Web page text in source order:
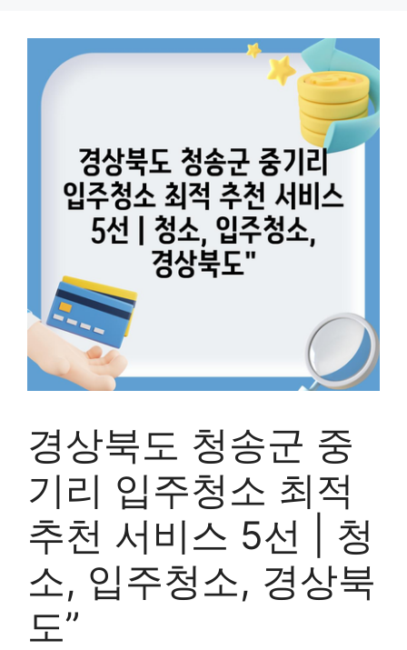
경상북도 청송군 중
기리 입주청소 최적
추천 서비스 5선 | 청
소, 입주청소, 경상북
도”